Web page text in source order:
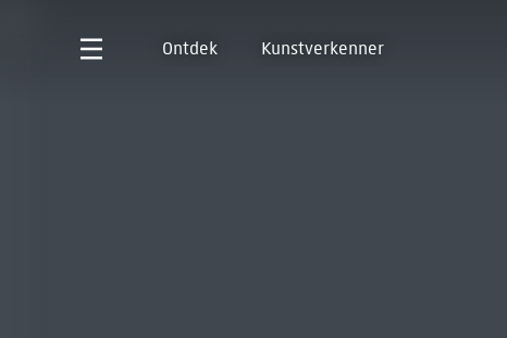
Ontdek Kunstverkenner